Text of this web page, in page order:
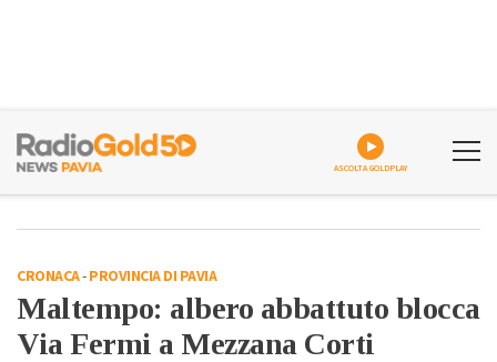
ASCOLTA GOLDPLAY
CRONACA-PROVINCIA DI PAVIA
Maltempo: albero abbattuto blocca
Via Fermi a Mezzana Corti